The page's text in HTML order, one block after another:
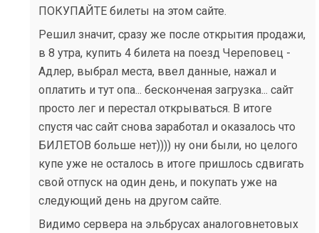
ПОКУПАЙТЕ билеты на этом сайте.
Решил значит, сразу же после открытия продажи,
в 8 утра, купить 4 билета на поезд Череповец -
Адлер, выбрал места, ввел данные, нажал и
оплатить и тут опа... бесконченая загрузка... сайт
просто лег и перестал открываться. В итоге
спустя час сайт снова заработал и оказалось что
БИЛЕТОВ больше нет)))) ну они были, но целого
купе уже не осталось в итоге пришлось сдвигать
свой отпуск на один день, и покупать уже на
следующий день на другом сайте.
Видимо сервера на эльбрусах аналоговнетовых